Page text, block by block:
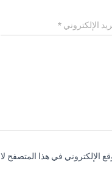
الإلكتروني*
الإلكتروني في هذا المتصفح